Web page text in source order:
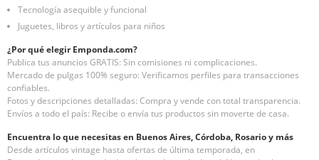
Tecnología asequible y funcional
Juguetes, libros y artículos para niños
¿Por qué elegir Emponda.com?
Publica tus anuncios GRATIS: Sin comisiones ni complicaciones.
Mercado de pulgas 100% seguro: Verificamos perfiles para transacciones
confiables.
Fotos y descripciones detalladas: Compra y vende con total transparencia.
Envíos a todo el país: Recibe o envía tus productos sin moverte de casa.
Encuentra lo que necesitas en Buenos Aires, Córdoba, Rosario y más
Desde artículos vintage hasta ofertas de última temporada, en